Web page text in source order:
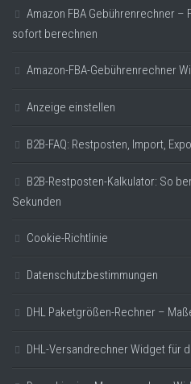
Amazon FBA Gebührenrechner –
sofort berechnen
Amazon-FBA-Gebührenrechner
Anzeige einstellen
B2B-FAQ: Restposten, Import,
B2B-Restposten-Kalkulator: So
Sekunden
Cookie-Richtlinie
Datenschutzbestimmungen
DHL Paketgrößen-Rechner –
DHL-Versandrechner Widget für